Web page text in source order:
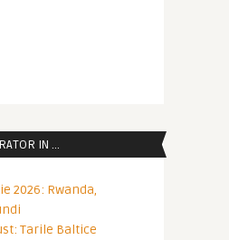
IN …
2026: Rwanda,
Tarile Baltice